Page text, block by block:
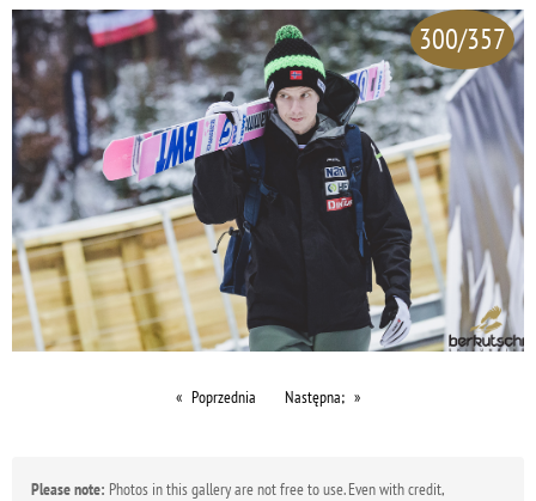
300/357
Poprzednia Następna;
Please note: Photos in this gallery are not free to use. Even with credit,